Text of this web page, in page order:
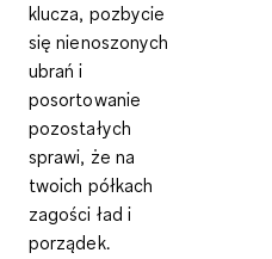
klucza, pozbycie
się nienoszonych
ubrań i
posortowanie
pozostałych
sprawi, że na
twoich półkach
zagości ład i
porządek.